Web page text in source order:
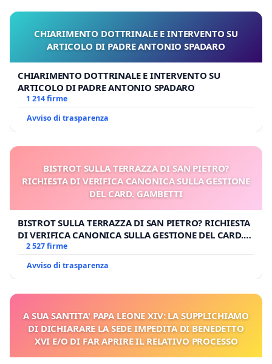
CHIARIMENTO DOTTRINALE E INTERVENTO SU
ARTICOLO DI PADRE ANTONIO SPADARO
CHIARIMENTO DOTTRINALE E INTERVENTO SU
ARTICOLO DI PADRE ANTONIO SPADARO
1 214 firme
Avviso di trasparenza
BISTROT SULLA TERRAZZA DI SAN PIETRO?
RICHIESTA DI VERIFICA CANONICA SULLA GESTIONE
DEL CARD. GAMBETTI
BISTROT SULLA TERRAZZA DI SAN PIETRO? RICHIESTA
DI VERIFICA CANONICA SULLA GESTIONE DEL CARD.
GAMBETTI
2 527 firme
Avviso di trasparenza
A SUA SANTITA' PAPA LEONE XIV: LA SUPPLICHIAMO
DI DICHIARARE LA SEDE IMPEDITA DI BENEDETTO
XVI E/O DI FAR APRIRE IL RELATIVO PROCESSO